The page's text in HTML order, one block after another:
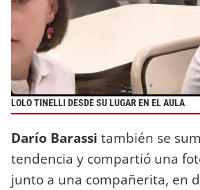
LOLO TINELLI DESDE SU LUGAR EN EL AULA
Darío Barassi también se
tendencia y compartió una
junto a una compañerita, en